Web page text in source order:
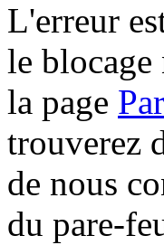
L'erreur
le blocage
la page
trouverez
de nous
du pare-